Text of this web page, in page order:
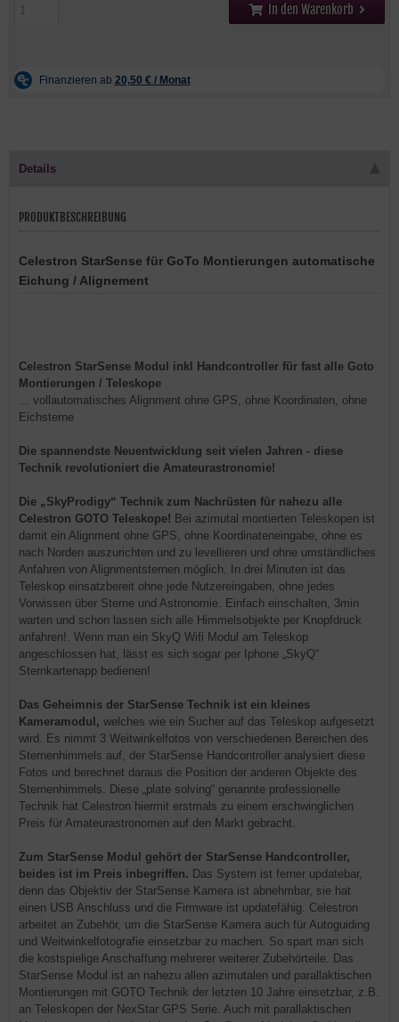
In den Warenkorb
Details
PRODUKTBESCHREIBUNG
Celestron StarSense für GoTo Montierungen automatische
Eichung / Alignement
Celestron StarSense Modul inkl Handcontroller für fast alle Goto
Montierungen / Teleskope
... vollautomatisches Alignment ohne GPS, ohne Koordinaten, ohne
Eichsterne
Die spannendste Neuentwicklung seit vielen Jahren - diese
Technik revolutioniert die Amateurastronomie!
Die „SkyProdigy“ Technik zum Nachrüsten für nahezu alle
Celestron GOTO Teleskope! Bei azimutal montierten Teleskopen ist
damit ein Alignment ohne GPS, ohne Koordinateneingabe, ohne es
nach Norden auszurichten und zu levellieren und ohne umständliches
Anfahren von Alignmentsternen möglich. In drei Minuten ist das
Teleskop einsatzbereit ohne jede Nutzereingaben, ohne jedes
Vorwissen über Sterne und Astronomie. Einfach einschalten, 3min
warten und schon lassen sich alle Himmelsobjekte per Knopfdruck
anfahren!. Wenn man ein SkyQ Wifi Modul am Teleskop
angeschlossen hat, lässt es sich sogar per Iphone „SkyQ“
Sternkartenapp bedienen!
Das Geheimnis der StarSense Technik ist ein kleines
Kameramodul, welches wie ein Sucher auf das Teleskop aufgesetzt
wird. Es nimmt 3 Weitwinkelfotos von verschiedenen Bereichen des
Sternenhimmels auf, der StarSense Handcontroller analysiert diese
Fotos und berechnet daraus die Position der anderen Objekte des
Sternenhimmels. Diese „plate solving“ genannte professionelle
Technik hat Celestron hiermit erstmals zu einem erschwinglichen
Preis für Amateurastronomen auf den Markt gebracht.
Zum StarSense Modul gehört der StarSense Handcontroller,
beides ist im Preis inbegriffen. Das System ist ferner updatebar,
denn das Objektiv der StarSense Kamera ist abnehmbar, sie hat
einen USB Anschluss und die Firmware ist updatefähig. Celestron
arbeitet an Zubehör, um die StarSense Kamera auch für Autoguiding
und Weitwinkelfotografie einsetzbar zu machen. So spart man sich
die kostspielige Anschaffung mehrerer weiterer Zubehörteile. Das
StarSense Modul ist an nahezu allen azimutalen und parallaktischen
Montierungen mit GOTO Technik der letzten 10 Jahre einsetzbar, z.B.
an Teleskopen der NexStar GPS Serie. Auch mit parallaktischen